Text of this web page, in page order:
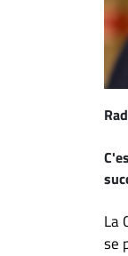
recrutements
La
se